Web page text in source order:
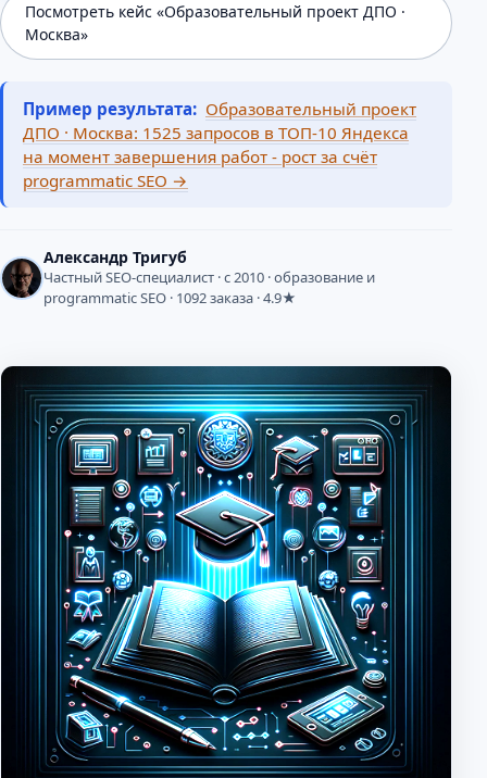
Посмотреть кейс «Образовательный проект ДПО ·
Москва»
Пример результата: Образовательный проект
ДПО · Москва: 1525 запросов в ТОП-10 Яндекса
на момент завершения работ - рост за счёт
programmatic SEO →
Александр Тригуб
Частный SEO-специалист · с 2010 · образование и
programmatic SEO · 1092 заказа · 4.9★